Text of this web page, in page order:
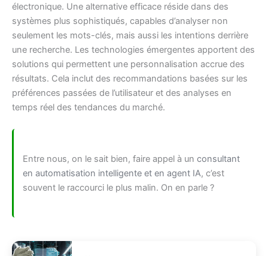
électronique. Une alternative efficace réside dans des
systèmes plus sophistiqués, capables d’analyser non
seulement les mots-clés, mais aussi les intentions derrière
une recherche. Les technologies émergentes apportent des
solutions qui permettent une personnalisation accrue des
résultats. Cela inclut des recommandations basées sur les
préférences passées de l’utilisateur et des analyses en
temps réel des tendances du marché.
Entre nous, on le sait bien, faire appel à un consultant
en automatisation intelligente et en agent IA, c’est
souvent le raccourci le plus malin. On en parle ?